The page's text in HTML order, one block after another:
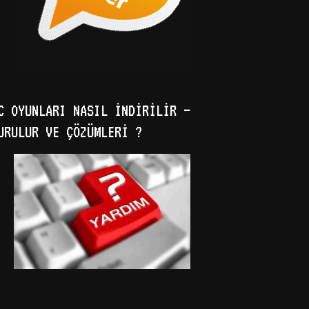
OYUNLARI NASIL İNDIRILIR –
VE ÇÖZÜMLERI ?